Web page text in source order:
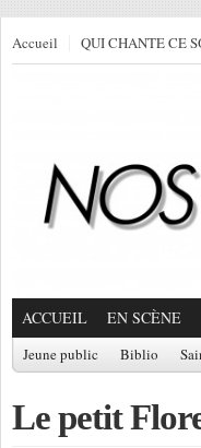
Accueil QUI CHANTE CE
ACCUEIL EN SCÈNE
Jeune public Biblio
Le petit